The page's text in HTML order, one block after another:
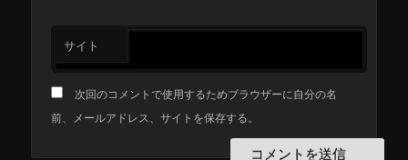
サイト
次回のコメントで使用するためブラウザーに自分の名
前、メールアドレス、サイトを保存する。